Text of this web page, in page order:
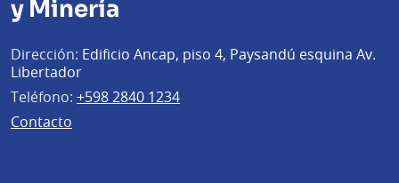
y Minería
Dirección: Edificio Ancap, piso 4, Paysandú esquina Av.
Libertador
Teléfono: +598 2840 1234
Contacto